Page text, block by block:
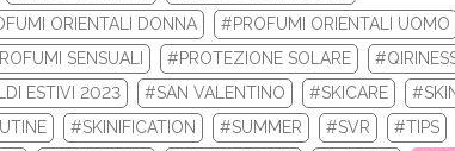
ORIENTALI DONNA
#PROFUMI ORIENTALI UOMO
SENSUALI #PROTEZIONE SOLARE
ESTIVI 2023 #SAN VALENTINO #SKICARE
#SKINIFICATION #SUMMER #SVR
#TIPS